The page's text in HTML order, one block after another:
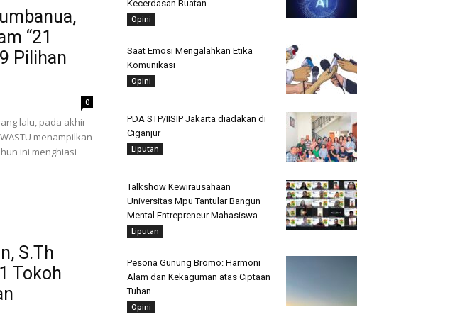
“21
Pilihan
0
lalu, pada akhir
menampilkan
ini menghiasi
S.Th
Tokoh
Kecerdasan Buatan
Opini
Saat Emosi Mengalahkan Etika
Komunikasi
Opini
PDA STP/IISIP Jakarta diadakan di
Ciganjur
Liputan
Talkshow Kewirausahaan
Universitas Mpu Tantular Bangun
Mental Entrepreneur Mahasiswa
Liputan
Pesona Gunung Bromo: Harmoni
Alam dan Kekaguman atas Ciptaan
Tuhan
Opini